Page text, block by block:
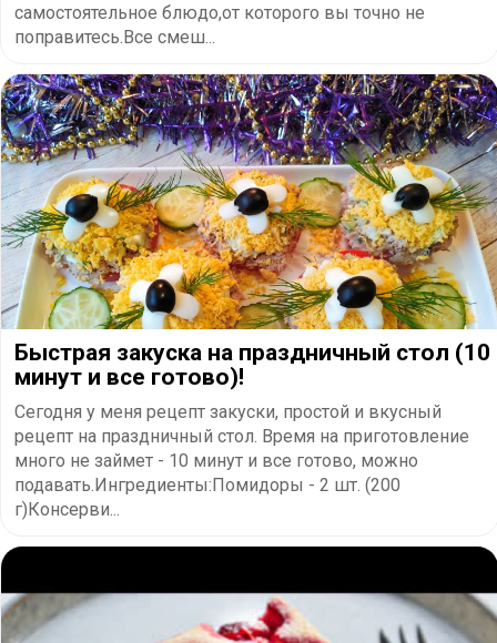
самостоятельное блюдо,от которого вы точно не
поправитесь.Все смеш...
Быстрая закуска на праздничный стол (10
минут и все готово)!
Сегодня у меня рецепт закуски, простой и вкусный
рецепт на праздничный стол. Время на приготовление
много не займет - 10 минут и все готово, можно
подавать.Ингредиенты:Помидоры - 2 шт. (200
г)Консерви...